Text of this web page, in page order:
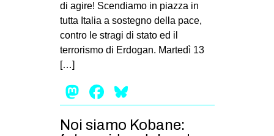
di agire! Scendiamo in piazza in
tutta Italia a sostegno della pace,
contro le stragi di stato ed il
terrorismo di Erdogan. Martedì 13
[…]
Mastodon
Facebook
Noi siamo Kobane: